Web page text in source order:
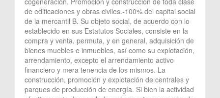
de edificaciones y obras civiles.-100% del capital social
de la mercantil B. Su objeto social, de acuerdo con lo
establecido en sus Estatutos Sociales, consiste en la
compra y venta, permuta, y en general, adquisición de
bienes muebles e inmuebles, así como su explotación,
arrendamiento, excepto el arrendamiento activo
financiero y mera tenencia de los mismos. La
construcción, promoción y explotación de centrales y
parques de producción de energía. Si bien la actividad